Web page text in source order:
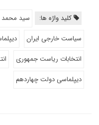
کلید واژه ها: سید
سیاست خارجی ایران
انتخابات ریاست جمهوری
دیپلماسی دولت چهاردهم